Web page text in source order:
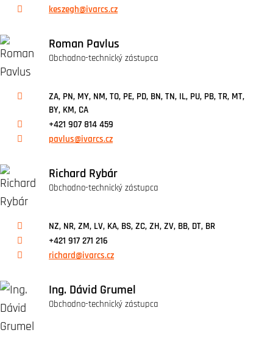
keszegh@ivarcs.cz
Roman Pavlus
Obchodno-technický zástupca
ZA, PN, MY, NM, TO, PE, PD, BN, TN, IL, PU, PB, TR, MT,
BY, KM, CA
+421 907 814 459
pavlus@ivarcs.cz
Richard Rybár
Obchodno-technický zástupca
NZ, NR, ZM, LV, KA, BS, ZC, ZH, ZV, BB, DT, BR
+421 917 271 216
richard@ivarcs.cz
Ing. Dávid Grumel
Obchodno-technický zástupca